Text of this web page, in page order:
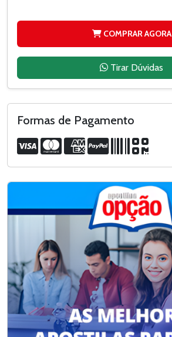
COMPRAR AGORA
Tirar Dúvidas
Formas de Pagamento